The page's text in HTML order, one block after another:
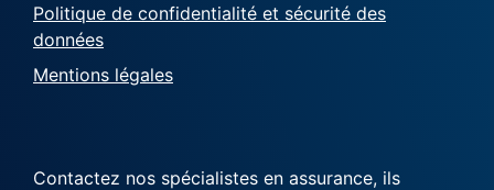
Politique de confidentialité et sécurité des
données
Mentions légales
Contactez nos spécialistes en assurance, ils